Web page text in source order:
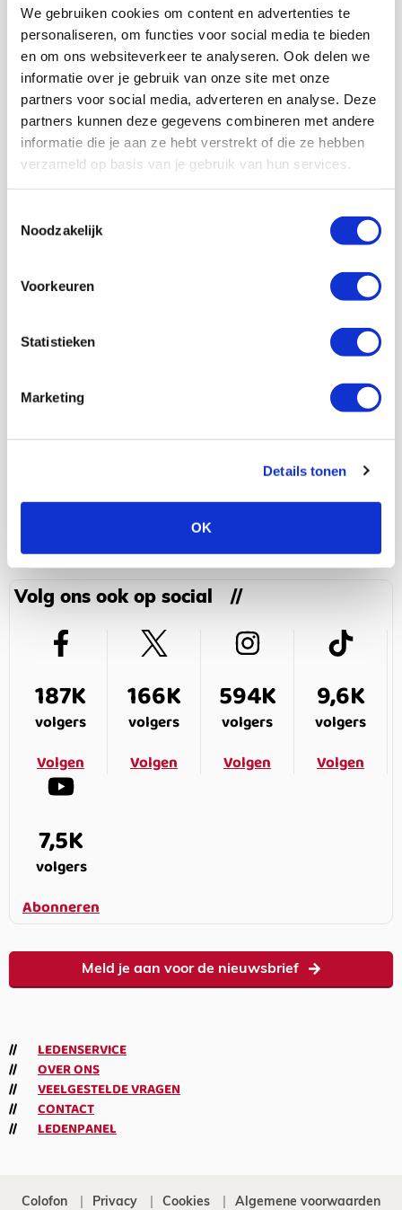
We gebruiken cookies om content en advertenties te
personaliseren, om functies voor social media te bieden
en om ons websiteverkeer te analyseren. Ook delen we
informatie over je gebruik van onze site met onze
partners voor social media, adverteren en analyse. Deze
partners kunnen deze gegevens combineren met andere
informatie die je aan ze hebt verstrekt of die ze hebben
verzameld op basis van je gebruik van hun services.
Noodzakelijk
Voorkeuren
Statistieken
Marketing
Details tonen
OK
bij sc Heerenveen!
12 APRIL
2026
Lucky organiseert weer
Ajax Kids Tour in
Olympisch Stadion!
19 MAART
Ga op bezoek bij Lucky
tijdens fandag voor jonge
Ajacieden! [VOL]
of neem
Met meer dan 150.000 Ajacieden
Lid worden
Volg ons ook op social
187K
volgers
Volgen
166K
volgers
Volgen
594K
volgers
Volgen
9,6K
volgers
Volgen
7,5K
volgers
Abonneren
Meld je aan voor de nieuwsbrief
LEDENSERVICE
OVER ONS
VEELGESTELDE VRAGEN
CONTACT
LEDENPANEL
Colofon Privacy Cookies Algemene voorwaarden